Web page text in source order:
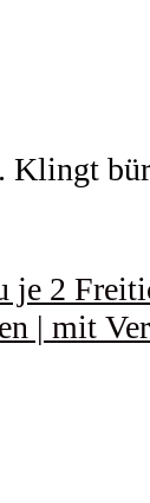
Klingt
je 2
| mit